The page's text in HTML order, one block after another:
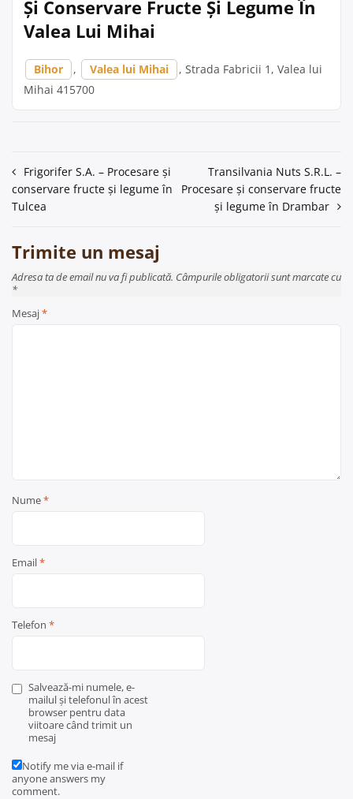
Și Conservare Fructe Și Legume În
Valea Lui Mihai
Bihor , Valea lui Mihai
, Strada Fabricii 1, Valea lui
Mihai 415700
Navigare
în
Frigorifer S.A. – Procesare și
conservare fructe și legume în
Tulcea
Transilvania Nuts S.R.L. –
Procesare și conservare fructe
și legume în Drambar
Trimite un mesaj
Adresa ta de email nu va fi publicată. Câmpurile obligatorii sunt marcate cu
*
Mesaj*
Nume*
Email*
Telefon *
Salvează-mi numele, e-
mailul și telefonul în acest
browser pentru data
viitoare când trimit un
mesaj
Notify me via e-mail if
anyone answers my
comment.